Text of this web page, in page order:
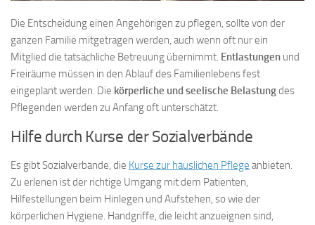
Die Entscheidung einen Angehörigen zu pflegen, sollte von der
ganzen Familie mitgetragen werden, auch wenn oft nur ein
Mitglied die tatsächliche Betreuung übernimmt. Entlastungen und
Freiräume müssen in den Ablauf des Familienlebens fest
eingeplant werden. Die körperliche und seelische Belastungdes
Pflegenden werden zu Anfang oft unterschätzt.
Hilfe durch Kurse der Sozialverbände
Es gibt Sozialverbände, die Kurse zur häuslichen Pflege anbieten.
Zu erlenen ist der richtige Umgang mit dem Patienten,
Hilfestellungen beim Hinlegen und Aufstehen, so wie der
körperlichen Hygiene. Handgriffe, die leicht anzueignen sind,